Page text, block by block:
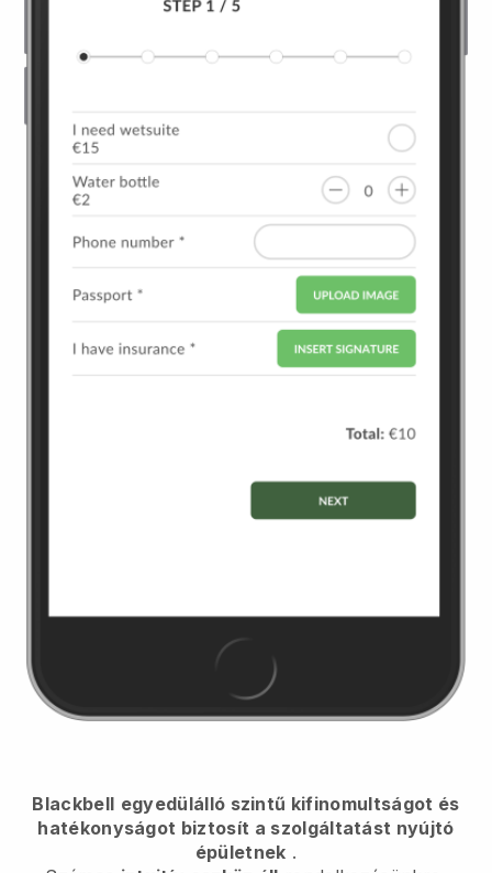
Blackbell egyedülálló szintű kifinomultságot és
hatékonyságot biztosít a szolgáltatást nyújtó
épületnek .